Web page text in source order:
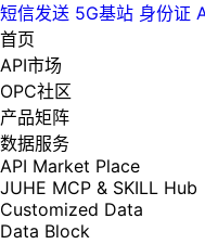
短信发送 5G基站 身份证
首页
API市场
OPC社区
产品矩阵
数据服务
API Market Place
JUHE MCP & SKILL Hub
Customized Data
Data Block